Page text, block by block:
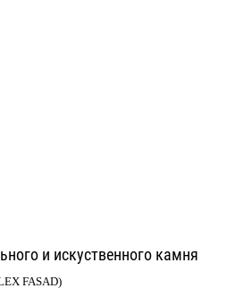
и искуственного камня
FASAD)